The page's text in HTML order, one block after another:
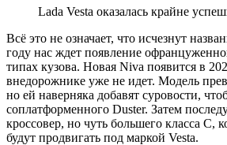
Lada Vesta оказалась крайне
Всё это не означает, что исчезнут
году нас ждет появление
типах кузова. Новая Niva появится в
внедорожнике уже не идет. Модель
но ей наверняка добавят суровости,
соплатформенного Duster. Затем
кроссовер, но чуть большего класса С,
будут продвигать под маркой Vesta.